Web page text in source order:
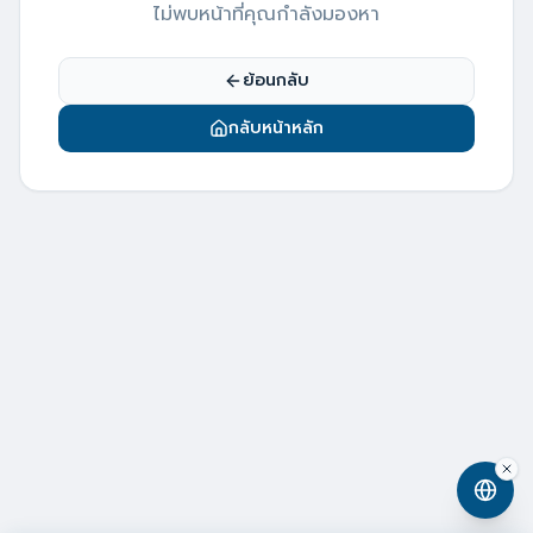
ไม่พบหน้าที่คุณกำลังมองหา
ย้อนกลับ
กลับหน้าหลัก